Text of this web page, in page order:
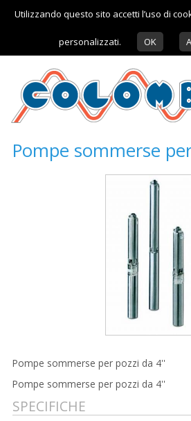
Utilizzando questo sito accetti l’uso di
personalizzati. OK
Pompe sommerse
Pompe sommerse per pozzi da 4''
Pompe sommerse per pozzi da 4''
SPECIFICHE